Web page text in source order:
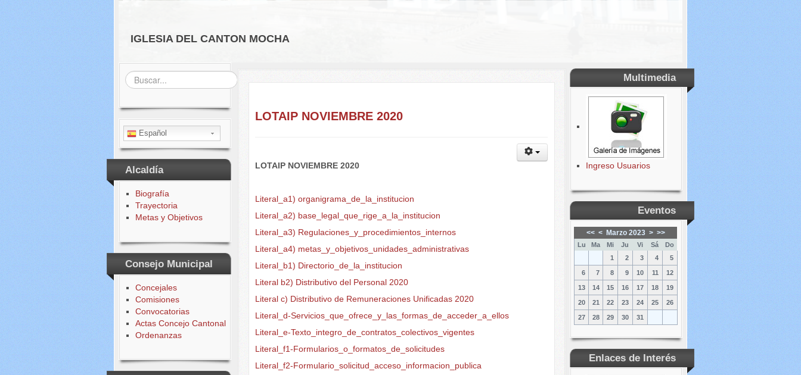
IGLESIA DEL CANTON MOCHA
Buscar...
Español
Alcaldía
Biografía
Trayectoria
Metas y Objetivos
Consejo Municipal
Concejales
Comisiones
Convocatorias
Actas Concejo Cantonal
Ordenanzas
LOTAIP NOVIEMBRE 2020
LOTAIP NOVIEMBRE 2020
Literal_a1) organigrama_de_la_institucion
Literal_a2) base_legal_que_rige_a_la_institucion
Literal_a3) Regulaciones_y_procedimientos_internos
Literal_a4) metas_y_objetivos_unidades_administrativas
Literal_b1) Directorio_de_la_institucion
Literal b2) Distributivo del Personal 2020
Literal c) Distributivo de Remuneraciones Unificadas 2020
Literal_d-Servicios_que_ofrece_y_las_formas_de_acceder_a_ellos
Literal_e-Texto_integro_de_contratos_colectivos_vigentes
Literal_f1-Formularios_o_formatos_de_solicitudes
Literal_f2-Formulario_solicitud_acceso_informacion_publica
Multimedia
Ingreso Usuarios
Eventos
<< < Marzo 2023 > >>
Lu Ma Mi Ju Vi Sá
Do
1
2 3 4 5
6 7 8 9 10 11 12
13 14 15 16 17 18 19
20 21 22 23 24 25 26
27 28 29 30 31
Enlaces de Interés